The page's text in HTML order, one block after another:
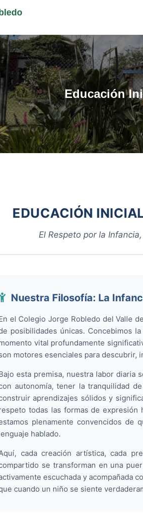
Educación
EDUCACIÓN
El Respeto por la
Nuestra Filosofía: La
el Colegio Jorge Robledo del Valle
posibilidades únicas. Concebimos
vital profundamente
motores esenciales para descubrir,
esta premisa, nuestra labor diaria
autonomía, tener la tranquilidad
aprendizajes sólidos y
todas las formas de expresión
plenamente convencidos
hablado.
cada creación artística, cada
se transforman en una
escuchada y acompañada
cuando un niño se siente